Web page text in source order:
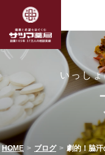
いっし
HOME ブログ 劇的！脇